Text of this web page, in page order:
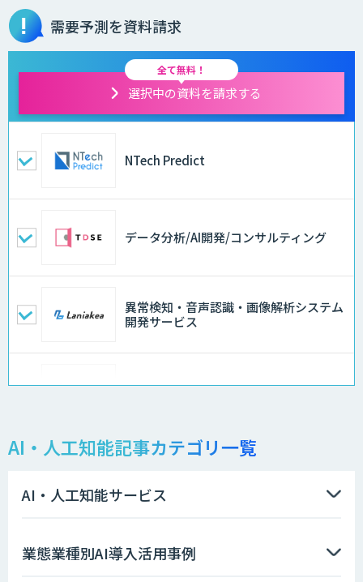
需要予測を資料請求
全て無料！
選択中の資料を請求する
NTech Predict
データ分析/AI開発/コンサルティング
異常検知・音声認識・画像解析システム
開発サービス
AI価格調査ツールSmapra
需要予測＋業務最適化AIシステム
ソフトクリエイトのAI開発サービス
AI・人工知能記事カテゴリ一覧
AI・人工知能サービス
業態業種別AI導入活用事例